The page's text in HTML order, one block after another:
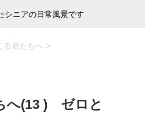
シニアの日常風景です
る君たちへ >
へ(13 ) ゼロと